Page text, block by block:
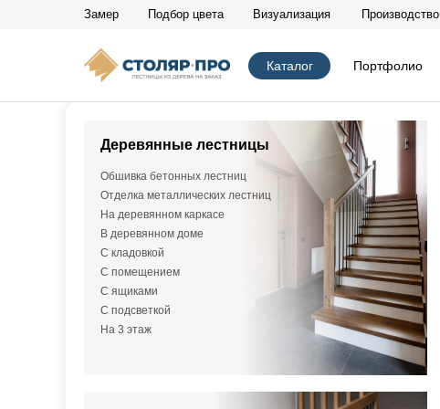
Производство
Визуализация
Замер Подбор цвета
х закрыть
Каталог Портфолио
Обшивка бетонных лестниц
Отделка металлических лестниц
На деревянном каркасе
В деревянном доме
С кладовкой
С помещением
С ящиками
С подсветкой
На 3 этаж
Деревянные лестницы
Главная / Каталог / Портфолио СП 730